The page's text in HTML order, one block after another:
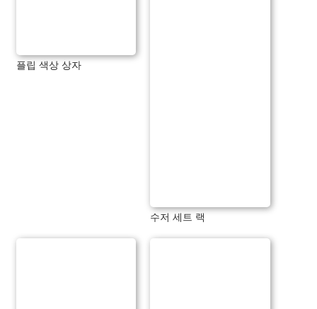
플립 색상 상자
수저 세트 랙